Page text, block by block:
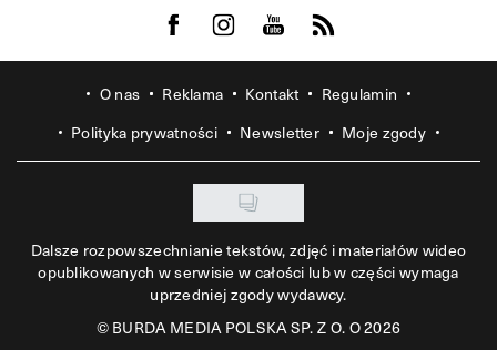
Visit us on Facebook
Visit us on Instagram
Visit us on Youtube
Visit us on Rss
O nas Reklama Kontakt
Regulamin
Polityka prywatności
Newsletter Moje zgody
Dalsze rozpowszechnianie tekstów, zdjęć i materiałów wideo
opublikowanych w serwisie w całości lub w części wymaga
uprzedniej zgody wydawcy.
©BURDA MEDIA POLSKA SP. Z O. O 2026